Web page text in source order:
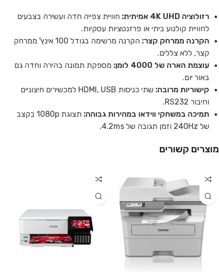
רזולוציה 4K UHD אמיתית:
חוויית צפייה חדה ועשירה בצבעים
לחוויית קולנוע ביתי או פרזנטציות עסקיות.
הקרנה ממרחק קצר:
הקרנה מרשימה בגודל 100 אינץ' ממרחק
קצר, ללא צללים.
עוצמת הארה של 4000 לומן:
מספקת תמונה בהירה וחדה גם
באור יום.
קישוריות מרובה:
שתי כניסות HDMI, USB למכשירים חיצוניים
וחיבור RS232.
תמיכה במשחקי ווידאו במהירות גבוהה:
תצוגת 1080p בקצב
של 240Hz וזמן תגובה של 4.2ms.
מוצרים קשורים